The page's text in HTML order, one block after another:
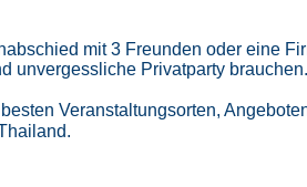
mit 3 Freunden oder eine
unvergessliche Privatparty brauchen.
Veranstaltungsorten,